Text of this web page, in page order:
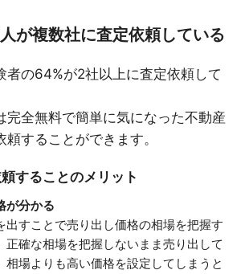
が複数社に査定依頼している
者の64%が2社以上に査定依頼して
完全無料で簡単に気になった不動産
することができます。
することのメリット
が分かる
出すことで売り出し価格の相場を把握す
正確な相場を把握しないまま売り出して
相場よりも高い価格を設定してしまうと